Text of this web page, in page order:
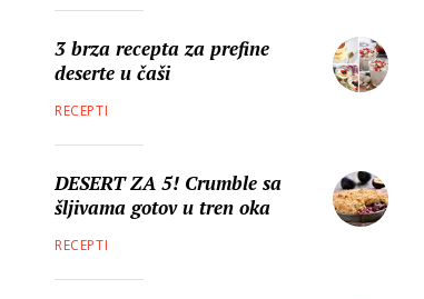
3 brza recepta za prefine
deserte u čaši
RECEPTI
DESERT ZA 5! Crumble sa
šljivama gotov u tren oka
RECEPTI